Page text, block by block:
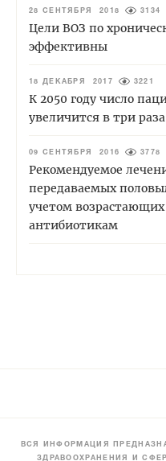
28 СЕНТЯБРЯ 2018 3134
Цели ВОЗ по
эффективны
18 ДЕКАБРЯ 2017 3221
К 2050 году число
увеличится в три раза
09 СЕНТЯБРЯ 2016 3778
Рекомендуемое
передаваемых
учетом
антибиотикам
ВСЯ ИНФОРМАЦИЯ
ЗДРАВООХРАНЕНИЯ И